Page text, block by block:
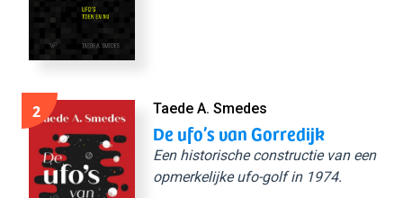
2 Taede A. Smedes
De ufo’s van Gorredijk
Een historische constructie van een
opmerkelijke ufo-golf in 1974.